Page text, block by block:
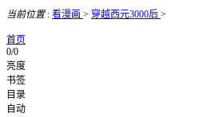
当前位置: 看漫画 > 穿越西元3000后 >
首页
0/0
亮度
书签
目录
自动